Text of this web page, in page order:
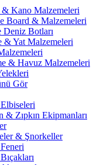
Kano Malzemeleri
Board & Malzemeleri
Deniz Botları
& Yat Malzemeleri
& Havuz Malzemeleri
Gör
& Zıpkın Ekipmanları
& Şnorkeller